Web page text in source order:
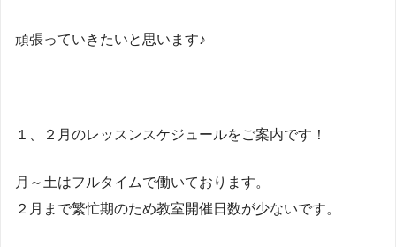
頑張っていきたいと思います♪
１、２月のレッスンスケジュールをご案内です！
月～土はフルタイムで働いております。
２月まで繁忙期のため教室開催日数が少ないです。